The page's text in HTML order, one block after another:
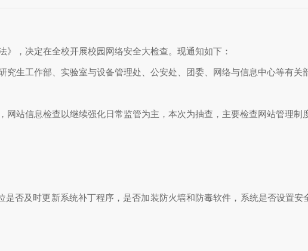
，决定在全校开展校园网络安全大检查。现通知如下：
生工作部、实验室与设备管理处、公安处、团委、网络与信息中心等有关
站信息检查以继续强化日常监管为主，本次为抽查，主要检查网站管理制
否及时更新系统补丁程序，是否加装防火墙和防毒软件，系统是否设置安